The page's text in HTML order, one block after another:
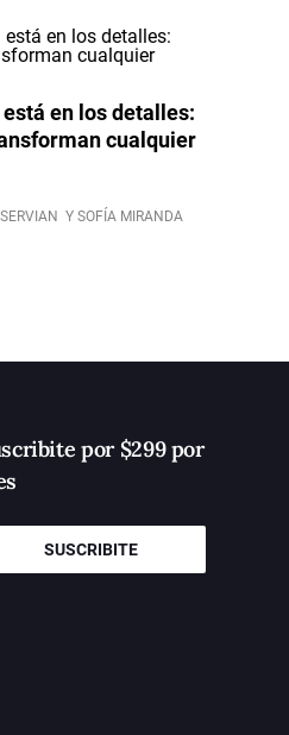
en los detalles:
cualquier
Y SOFÍA MIRANDA
por $299 por
SUSCRIBITE